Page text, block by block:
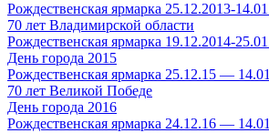
Рождественская ярмарка 25.12.2013-
70 лет Владимирской области
Рождественская ярмарка 19.12.2014-
День города 2015
Рождественская ярмарка 25.12.15 —
70 лет Великой Победе
День города 2016
Рождественская ярмарка 24.12.16 —